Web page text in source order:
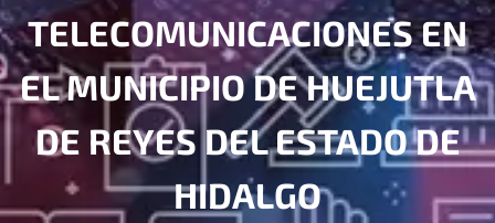
TELECOMUNICACIONES EN
EL MUNICIPIO DE HUEJUTLA
DE REYES DEL ESTADO DE
HIDALGO